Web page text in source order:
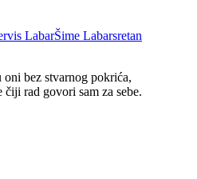
LabarŠime Labarsretan
oni bez stvarnog pokrića,
rad govori sam za sebe.